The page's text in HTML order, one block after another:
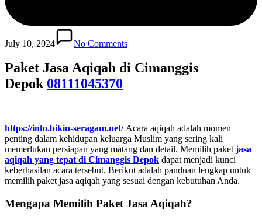
July 10, 2024 No Comments
Paket Jasa Aqiqah di Cimanggis
Depok 08111045370
https://info.bikin-seragam.net/Acara aqiqah adalah momen
penting dalam kehidupan keluarga Muslim yang sering kali
memerlukan persiapan yang matang dan detail. Memilih paket jasa
aqiqah yang tepat di Cimanggis Depok dapat menjadi kunci
keberhasilan acara tersebut. Berikut adalah panduan lengkap untuk
memilih paket jasa aqiqah yang sesuai dengan kebutuhan Anda.
Mengapa Memilih Paket Jasa Aqiqah?